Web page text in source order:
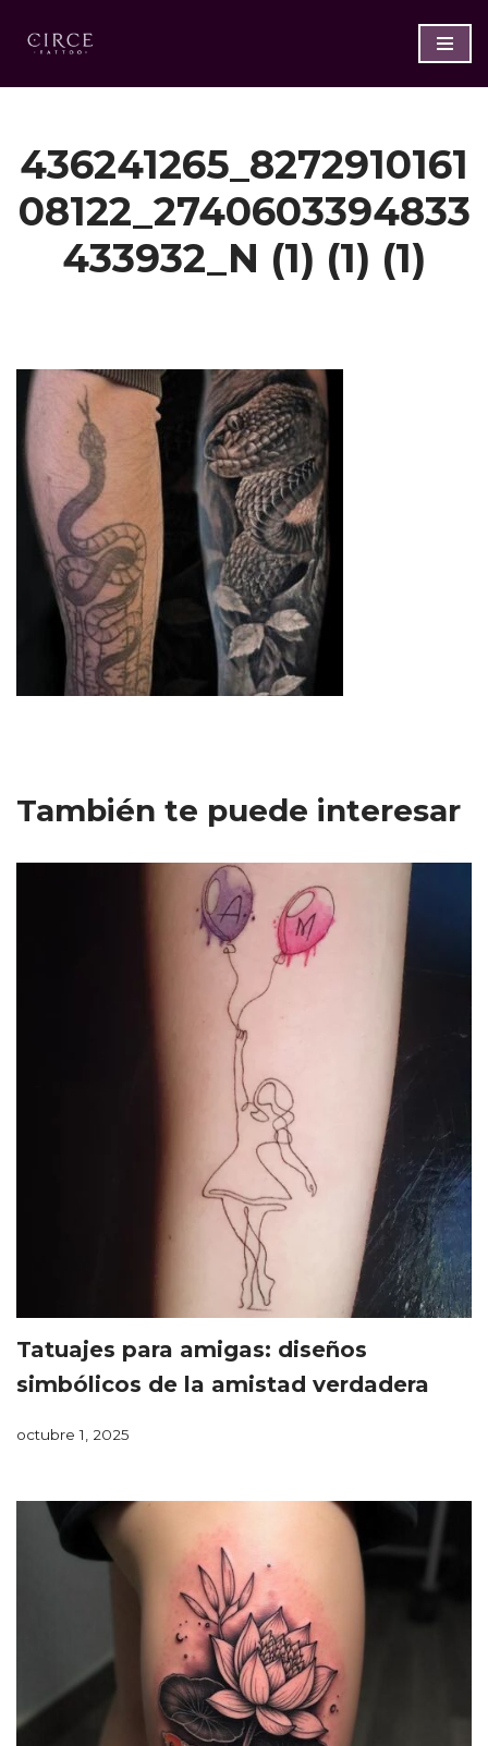
Saltar
al
436241265_8272910161
08122_2740603394833
433932_N (1) (1) (1)
También te puede interesar
Tatuajes para amigas: diseños
simbólicos de la amistad verdadera
octubre 1, 2025